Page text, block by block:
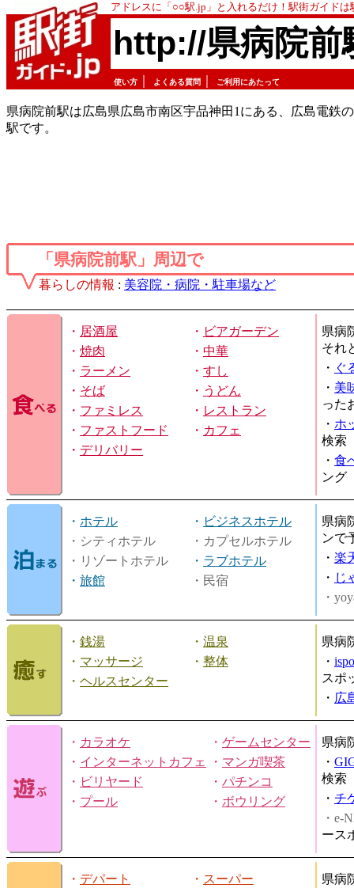
アドレスに「○○駅.jp」と入れるだけ！駅街ガイド
http://県病院前
使い方 よくある質問 ご利用にあたって
県病院前駅は広島県広島市南区宇品神田1にある、広島電鉄の
駅です。
「県病院前駅」周辺で
暮らしの情報 : 美容院・病院・駐車場など
・ 居酒屋 ・ ビアガーデン
・ 焼肉 ・ 中華
・ ラーメン ・ すし
・ そば ・ うどん
・ ファミレス ・ レストラン
・ ファストフード ・ カフェ
・ デリバリー
県病
それ
・ ぐ
・ 美
った
・ ホ
検索
・ 食
ング
・ ホテル ・ ビジネスホテル
・シティホテル
・カプセルホテル
・リゾートホテル
・ ラブホテル
・ 旅館 ・民宿
県病
ンで
・ 楽
・ じ
・
・ 銭湯 ・ 温泉
・ マッサージ ・ 整体
・ ヘルスセンター
県病
・
スポ
・ 広
・ カラオケ ・ ゲームセンター
・ インターネットカフェ ・ マンガ喫茶
・ ビリヤード ・ パチンコ
・ プール ・ ボウリング
県病
・
検索
・ チ
・e-
ース
・ デパート ・ スーパー
県病